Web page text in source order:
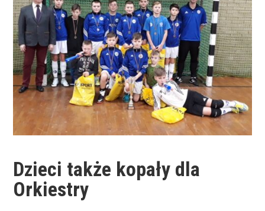
Dzieci także kopały dla
Orkiestry